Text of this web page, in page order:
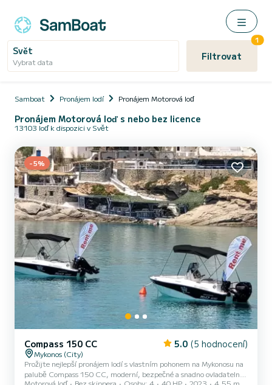
Svět
Vybrat data Filtrovat
1
Samboat Pronájem lodí Pronájem Motorová loď
Pronájem Motorová loď s nebo bez licence
13103 loď k dispozici v Svět
-5%
Compass 150 CC 5.0 (5 hodnocení)
Mykonos (City)
Prožijte nejlepší pronájem lodí s vlastním pohonem na Mykonosu na
palubě Compass 150 CC, moderní, bezpečné a snadno ovladatelné
Motorová loď Bez skippera Osoby: 4 40 HP 2023
4.55 m